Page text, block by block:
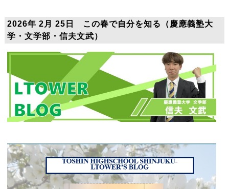
2026年 2月 25日 この春で自分を知る（慶應義塾大
学・文学部・信夫文武）